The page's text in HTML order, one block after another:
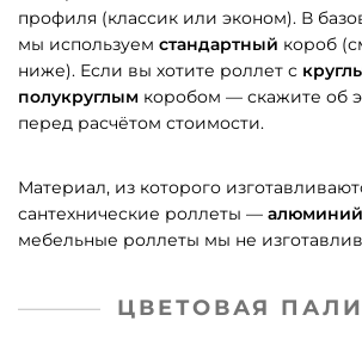
профиля (классик или эконом). В
мы используем стандартный короб
ниже). Если вы хотите роллет с
полукруглым коробом — скажите об
перед расчётом стоимости.
Материал, из которого
сантехнические роллеты — алюминий
мебельные роллеты мы не
ЦВЕТОВАЯ